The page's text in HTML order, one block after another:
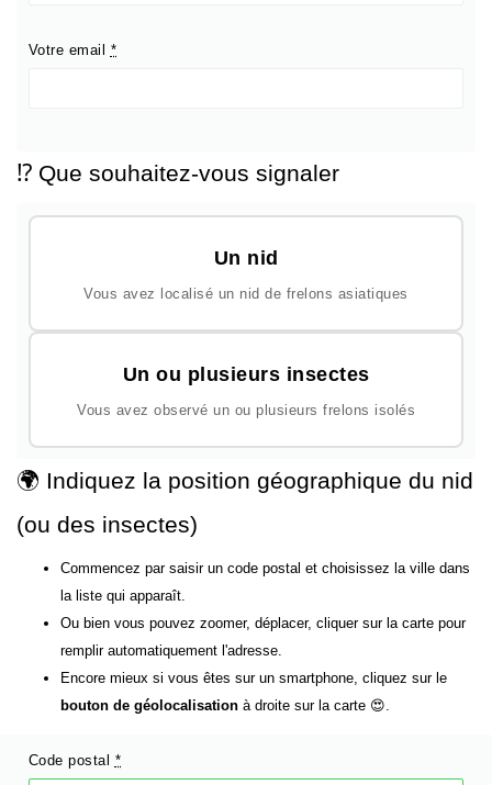
Votre email *
⁉️ Que souhaitez-vous signaler
Un nid
Vous avez localisé un nid de frelons asiatiques
Un ou plusieurs insectes
Vous avez observé un ou plusieurs frelons isolés
🌍 Indiquez la position géographique du nid
(ou des insectes)
Commencez par saisir un code postal et choisissez la ville dans
la liste qui apparaît.
Ou bien vous pouvez zoomer, déplacer, cliquer sur la carte pour
remplir automatiquement l'adresse.
Encore mieux si vous êtes sur un smartphone, cliquez sur le
bouton de géolocalisation à droite sur la carte 😍.
Code postal *